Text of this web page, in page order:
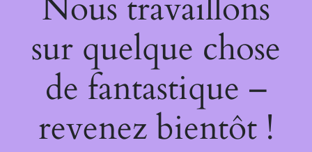
sur quelque chose
de fantastique –
revenez bientôt !